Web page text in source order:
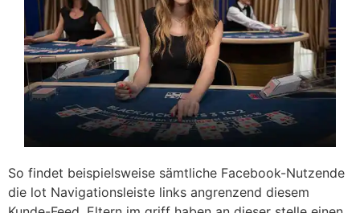
So findet beispielsweise sämtliche Facebook-Nutzende
die lot Navigationsleiste links angrenzend diesem